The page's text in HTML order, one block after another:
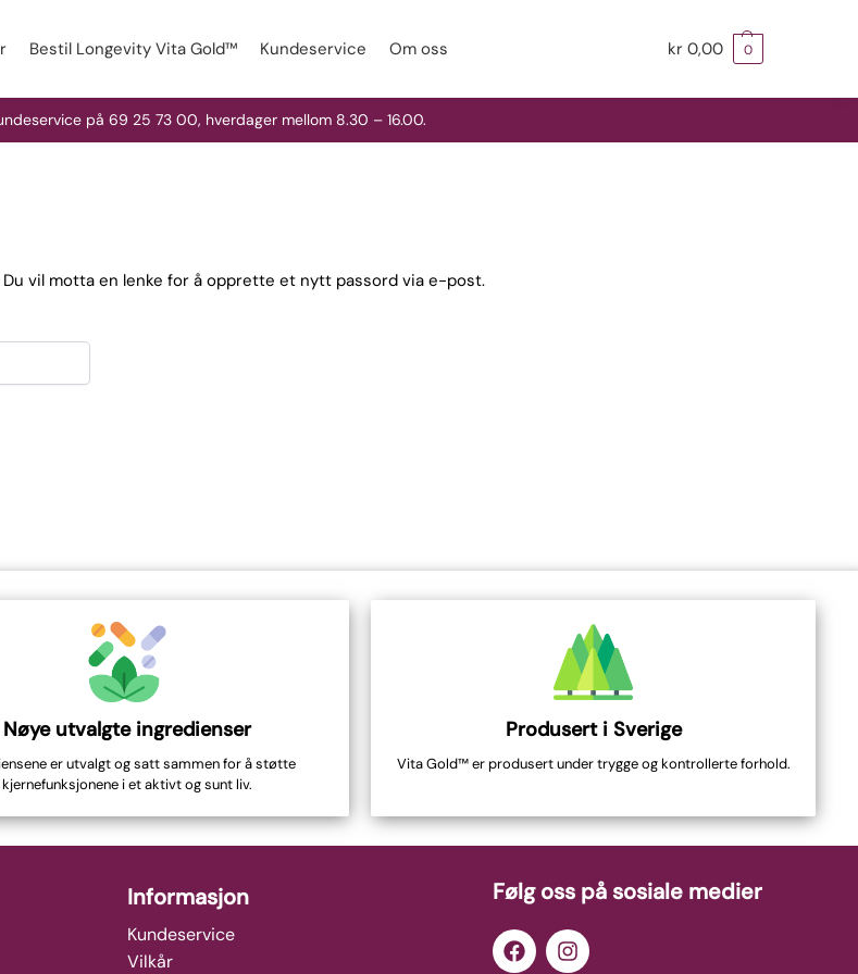
Bestil Longevity Vita Gold™ Kundeservice Om oss kr 0,00 0
på 69 25 73 00, hverdager mellom 8.30 – 16.00.
vil motta en lenke for å opprette et nytt passord via e-post.
Nøye utvalgte ingredienser
er utvalgt og satt sammen for å støtte
kjernefunksjonene i et aktivt og sunt liv.
Produsert i Sverige
Vita Gold™ er produsert under trygge og kontrollerte forhold.
Informasjon
Kundeservice
Vilkår
Følg oss på sosiale medier